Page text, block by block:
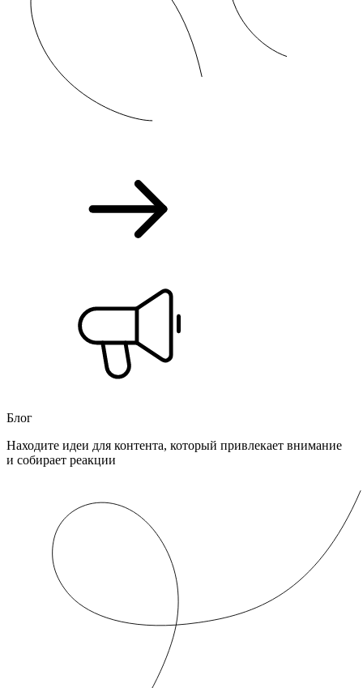
Блог
Находите идеи для контента, который привлекает внимание
и собирает реакции